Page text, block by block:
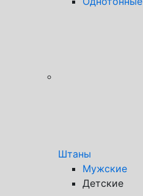
Штаны
Мужские
Детские